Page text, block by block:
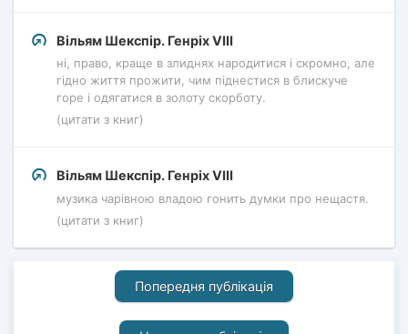
Вільям Шекспір. Генріх VIII
ні, право, краще в злиднях народитися і скромно, але
гідно життя прожити, чим піднестися в блискуче
горе і одягатися в золоту скорботу.
(цитати з книг)
Вільям Шекспір. Генріх VIII
музика чарівною владою гонить думки про нещастя.
(цитати з книг)
Попередня публікація